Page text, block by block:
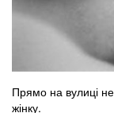
Прямо на вулиці
жінку.